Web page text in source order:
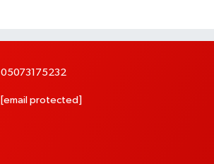
05073175232
[email protected]